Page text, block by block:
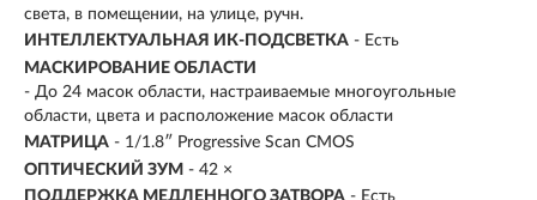
света, в помещении, на улице, ручн.
ИНТЕЛЛЕКТУАЛЬНАЯ ИК-ПОДСВЕТКА - Есть
МАСКИРОВАНИЕ ОБЛАСТИ
- До 24 масок области, настраиваемые многоугольные
области, цвета и расположение масок области
МАТРИЦА - 1/1.8″ Progressive Scan CMOS
ОПТИЧЕСКИЙ ЗУМ - 42 ×
ПОДДЕРЖКА МЕДЛЕННОГО ЗАТВОРА - Есть